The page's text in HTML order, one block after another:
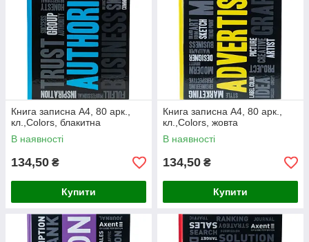
Книга записна А4, 80 арк.,
кл.,Colors, блакитна
В наявності
134,50 ₴
Купити
Книга записна А4, 80 арк.,
кл.,Colors, жовта
В наявності
134,50 ₴
Купити